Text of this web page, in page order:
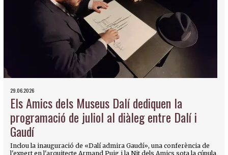
29.06.2026
Els Amics dels Museus Dalí dediquen la
programació de juliol al diàleg entre Dalí i
Gaudí
Inclou la inauguració de «Dalí admira Gaudí», una conferència de
l'expert en l'arquitecte Armand Puig i la Nit dels Amics sota la cúpula